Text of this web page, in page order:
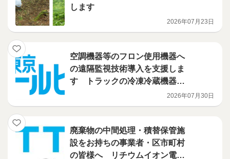
します
2026年07月23日
空調機器等のフロン使用機器へ
の遠隔監視技術導入を支援しま
す トラックの冷凍冷蔵機器に
導入される技術を補助対象に追
加しました！ フロン漏えい防
進事業
2026年07月30日
廃棄物の中間処理・積替保管施
設をお持ちの事業者・区市町村
の皆様へ リチウムイオン電池